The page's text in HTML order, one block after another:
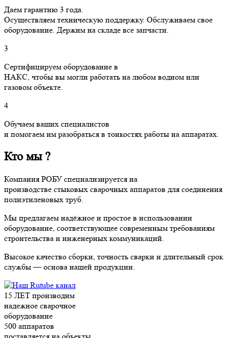
Даем гарантию 3 года.
Осуществляем техническую поддержку. Обслуживаем свое
оборудование. Держим на складе все запчасти.
3
Сертифицируем оборудование в
НАКС, чтобы вы могли работать на любом водном или
газовом объекте.
4
Обучаем ваших специалистов
и помогаем им разобраться в тонкостях работы на аппаратах.
Кто мы ?
Компания РОБУ специализируется на
производстве стыковых сварочных аппаратов для соединения
полиэтиленовых труб.
Мы предлагаем надёжное и простое в использовании
оборудование, соответствующее современным требованиям
строительства и инженерных коммуникаций.
Высокое качество сборки, точность сварки и длительный срок
службы — основа нашей продукции.
15 ЛЕТ производим
надежное сварочное
оборудование
500 аппаратов
поставляется на объекты